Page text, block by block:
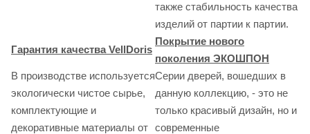
также стабильность качества
изделий от партии к партии.
Гарантия качества VellDoris
Покрытие нового
поколения ЭКОШПОН
В производстве используется
экологически чистое сырье,
комплектующие и
декоративные материалы от
Серии дверей, вошедших в
данную коллекцию, - это не
только красивый дизайн, но и
современные